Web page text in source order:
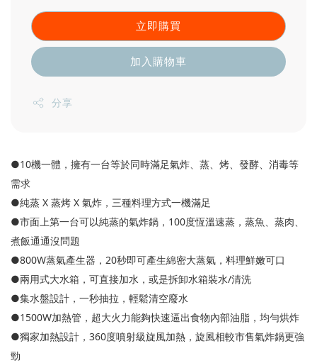
立即購買
加入購物車
分享
●10機一體，擁有一台等於同時滿足氣炸、蒸、烤、發酵、消毒等
需求
●純蒸 X 蒸烤 X 氣炸，三種料理方式一機滿足
●市面上第一台可以純蒸的氣炸鍋，100度恆溫速蒸，蒸魚、蒸肉、
煮飯通通沒問題
●800W蒸氣產生器，20秒即可產生綿密大蒸氣，料理鮮嫩可口
●兩用式大水箱，可直接加水，或是拆卸水箱裝水/清洗
●集水盤設計，一秒抽拉，輕鬆清空廢水
●1500W加熱管，超大火力能夠快速逼出食物內部油脂，均勻烘炸
●獨家加熱設計，360度噴射級旋風加熱，旋風相較市售氣炸鍋更強
勁